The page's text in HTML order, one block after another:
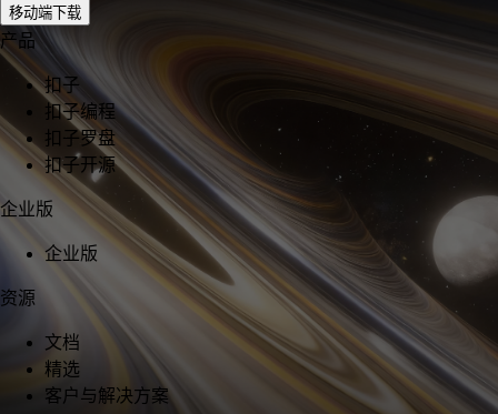
移动端下载
产品
扣子
扣子编程
扣子罗盘
扣子开源
企业版
企业版
资源
文档
精选
客户与解决方案